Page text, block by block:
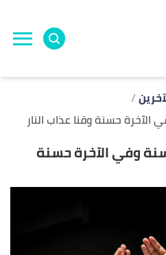
الآخرة حسنة وقنا عذاب النار
وفي الآخرة حسنة